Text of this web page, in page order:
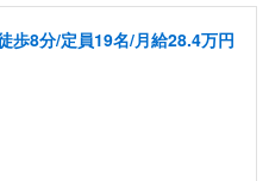
歩8分/定員19名/月給28.4万円